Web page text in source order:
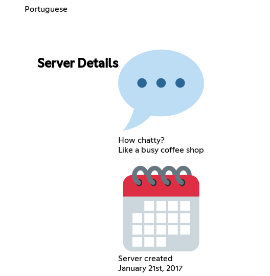
Portuguese
Server Details
How chatty?
Like a busy coffee shop
Server created
January 21st, 2017